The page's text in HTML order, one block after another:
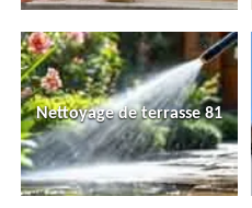
Nettoyage de terrasse 81